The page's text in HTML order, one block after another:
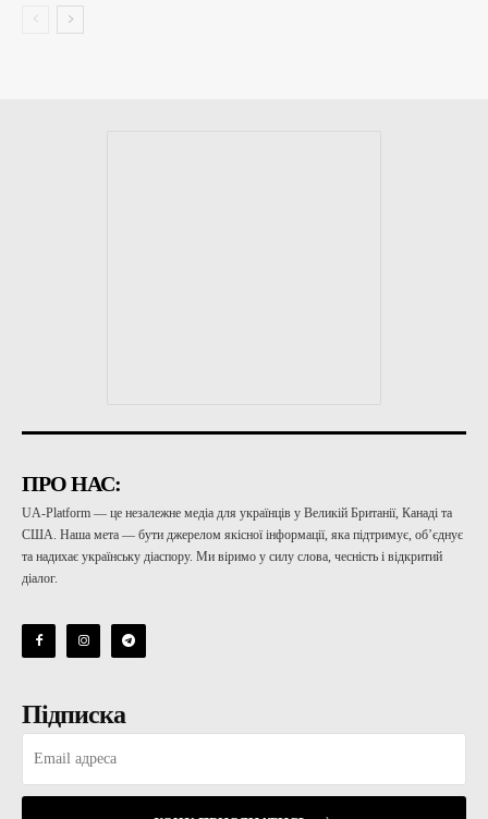
ПРО НАС:
UA-Platform — це незалежне медіа для українців у Великій Британії, Канаді та
США. Наша мета — бути джерелом якісної інформації, яка підтримує, об’єднує
та надихає українську діаспору. Ми віримо у силу слова, чесність і відкритий
діалог.
Підписка